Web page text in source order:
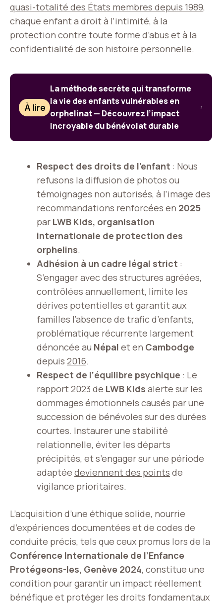
quasi-totalité des États membres depuis 1989,
chaque enfant a droit à l’intimité, à la
protection contre toute forme d’abus et à la
confidentialité de son histoire personnelle.
À lire
La méthode secrète qui transforme
la vie des enfants vulnérables en
orphelinat — Découvrez l’impact
incroyable du bénévolat durable
Respect des droits de l’enfant : Nous
refusons la diffusion de photos ou
témoignages non autorisés, à l’image des
recommandations renforcées en 2025
par LWB Kids, organisation
internationale de protection des
orphelins.
Adhésion à un cadre légal strict :
S’engager avec des structures agréées,
contrôlées annuellement, limite les
dérives potentielles et garantit aux
familles l’absence de trafic d’enfants,
problématique récurrente largement
dénoncée au Népal et en Cambodge
depuis 2016.
Respect de l’équilibre psychique : Le
rapport 2023 de LWB Kids alerte sur les
dommages émotionnels causés par une
succession de bénévoles sur des durées
courtes. Instaurer une stabilité
relationnelle, éviter les départs
précipités, et s’engager sur une période
adaptée deviennent des points de
vigilance prioritaires.
L’acquisition d’une éthique solide, nourrie
d’expériences documentées et de codes de
conduite précis, tels que ceux promus lors de la
Conférence Internationale de l’Enfance
Protégeons-les, Genève 2024, constitue une
condition pour garantir un impact réellement
bénéfique et protéger les droits fondamentaux